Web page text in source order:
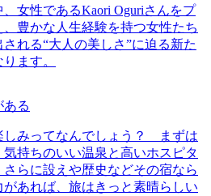
女性であるKaori Oguriさんをプ
、豊かな人生経験を持つ女性たち
れる“大人の美しさ”に迫る新た
ます。
ある
しみってなんでしょう？ まずは
持ちのいい温泉と高いホスピタ
さらに設えや歴史などその宿なら
あれば、旅はきっと素晴らしい